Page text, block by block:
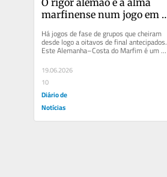
marfinense num jogo em
para ganhar
Há jogos de fase de grupos que cheiram
desde logo a oitavos de final antecipados.
Este Alemanha–Costa do Marfim é um
19.06.2026
10
Diário de
Notícias